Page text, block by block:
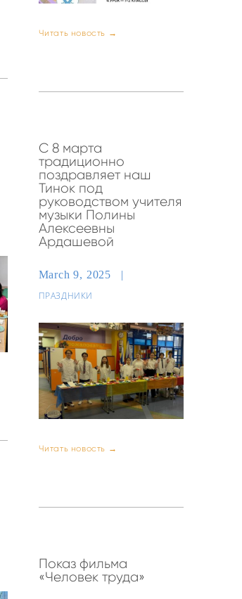
Читать новость →
С 8 марта
традиционно
поздравляет наш
Тинок под
руководством учителя
музыки Полины
Алексеевны
Ардашевой
March 9, 2025
ПРАЗДНИКИ
Читать новость →
Показ фильма
«Человек труда»